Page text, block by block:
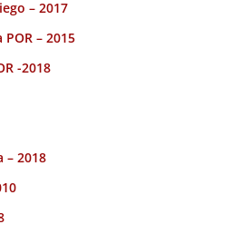
– 2017
– 2015
-2018
– 2018